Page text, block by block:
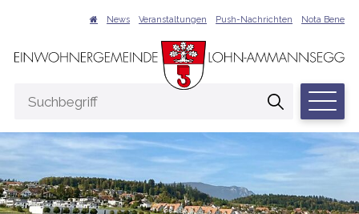
News Veranstaltungen Push-Nachrichten Nota Bene
Suchbegriff
Suche